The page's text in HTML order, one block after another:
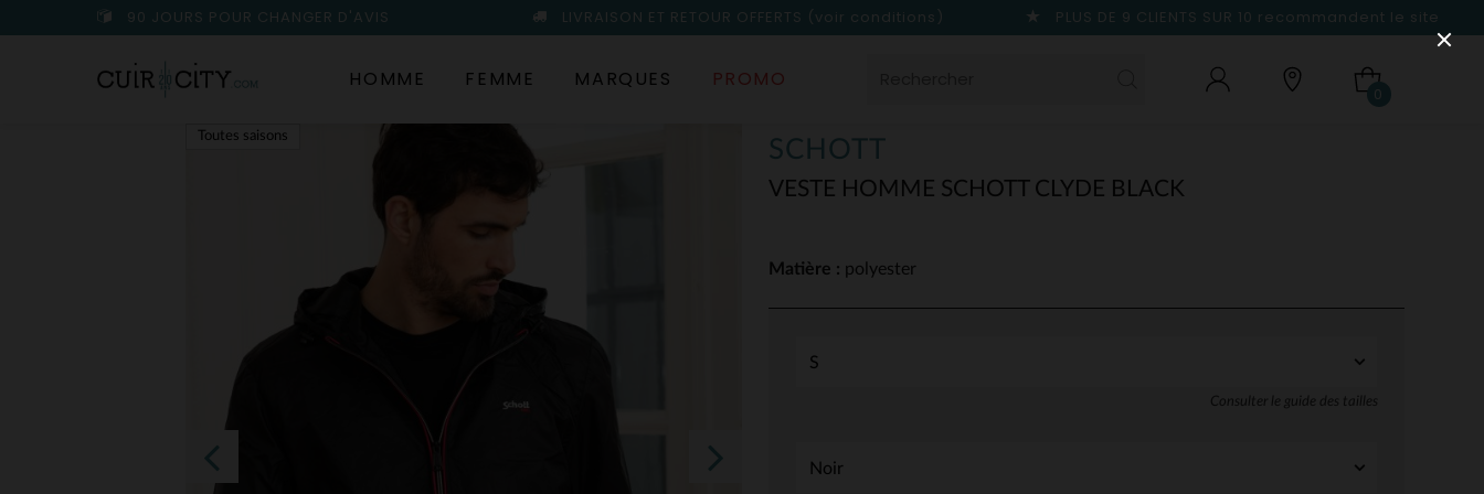
90 JOURS POUR CHANGER D'AVIS LIVRAISON ET RETOUR OFFERTS (voir conditions) PLUS DE 9 CLIENTS SUR 10 recommandent le site
HOMME FEMME MARQUES PROMO
0
SCHOTT
VESTE HOMME SCHOTT CLYDE BLACK
Toutes saisons
Matière : polyester
Consulter le guide des tailles